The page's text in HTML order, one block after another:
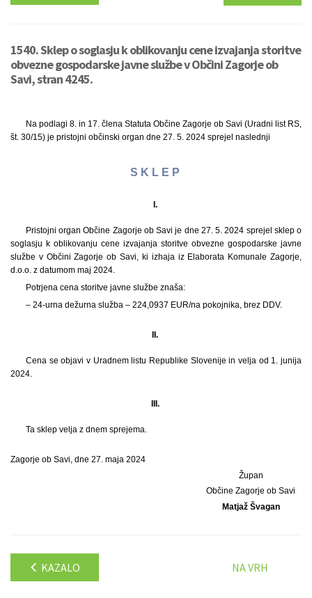
1540. Sklep o soglasju k oblikovanju cene izvajanja storitve
obvezne gospodarske javne službe v Občini Zagorje ob
Savi, stran 4245.
Na podlagi 8. in 17. člena Statuta Občine Zagorje ob Savi (Uradni list RS,
št. 30/15) je pristojni občinski organ dne 27. 5. 2024 sprejel naslednji
S K L E P
I.
Pristojni organ Občine Zagorje ob Savi je dne 27. 5. 2024 sprejel sklep o
soglasju k oblikovanju cene izvajanja storitve obvezne gospodarske javne
službe v Občini Zagorje ob Savi, ki izhaja iz Elaborata Komunale Zagorje,
d.o.o. z datumom maj 2024.
Potrjena cena storitve javne službe znaša:
– 24-urna dežurna služba – 224,0937 EUR/na pokojnika, brez DDV.
II.
Cena se objavi v Uradnem listu Republike Slovenije in velja od 1. junija
2024.
III.
Ta sklep velja z dnem sprejema.
Zagorje ob Savi, dne 27. maja 2024
Župan
Občine Zagorje ob Savi
Matjaž Švagan
KAZALO NA VRH